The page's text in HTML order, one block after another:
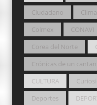
Ciudadano
Clima
Colmex
CONAVI
Corea del Norte
Crónicas de un
CULTURA
Deportes